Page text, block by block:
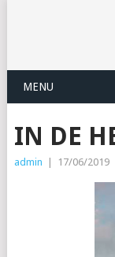
MENU
IN DE
admin 17/06/2019